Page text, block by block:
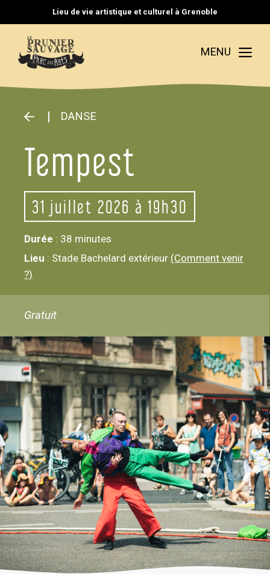
au
contenu
Lieu de vie artistique et culturel à Grenoble
MENU
DANSE
Tempest
31 juillet 2026 à 19h30
Durée : 38 minutes
Lieu : Stade Bachelard extérieur (Comment venir
?)
Gratuit